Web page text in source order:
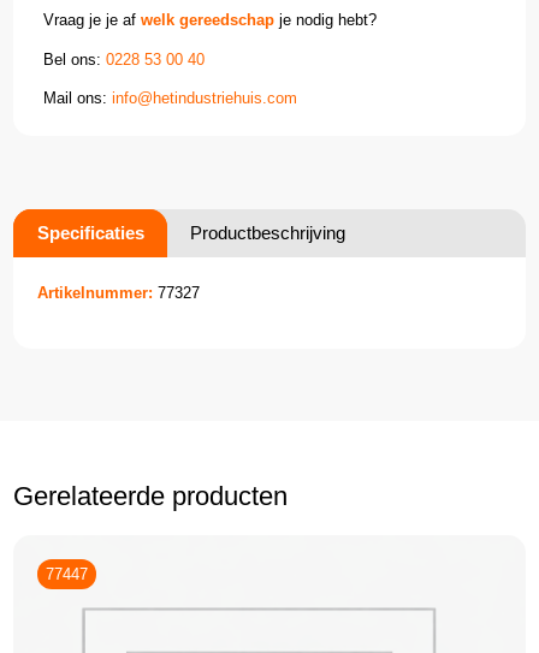
Vraag je je afwelk gereedschap je nodig hebt?
Bel ons:0228 53 00 40
Mail ons:info@hetindustriehuis.com
Specificaties Productbeschrijving
Artikelnummer: 77327
Gerelateerde producten
77447